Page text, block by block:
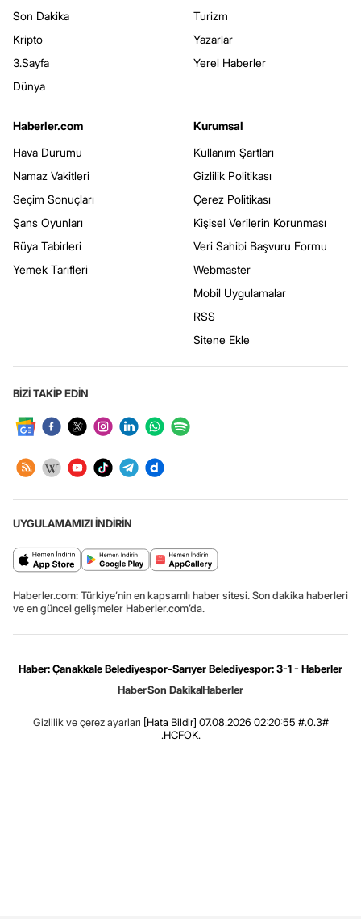
Son Dakika
Kripto
3.Sayfa
Dünya
Turizm
Yazarlar
Yerel Haberler
Haberler.com
Hava Durumu
Namaz Vakitleri
Seçim Sonuçları
Şans Oyunları
Rüya Tabirleri
Yemek Tarifleri
Kurumsal
Kullanım Şartları
Gizlilik Politikası
Çerez Politikası
Kişisel Verilerin Korunması
Veri Sahibi Başvuru Formu
Webmaster
Mobil Uygulamalar
RSS
Sitene Ekle
BİZİ TAKİP EDİN
UYGULAMAMIZI İNDİRİN
Haberler.com: Türkiye’nin en kapsamlı haber sitesi. Son dakika haberleri
ve en güncel gelişmeler Haberler.com’da.
Haber: Çanakkale Belediyespor-Sarıyer Belediyespor: 3-1 - Haberler
HaberSon DakikaHaberler
Gizlilik ve çerez ayarları [Hata Bildir] 07.08.2026 02:20:55 #.0.3#
.HCFOK.